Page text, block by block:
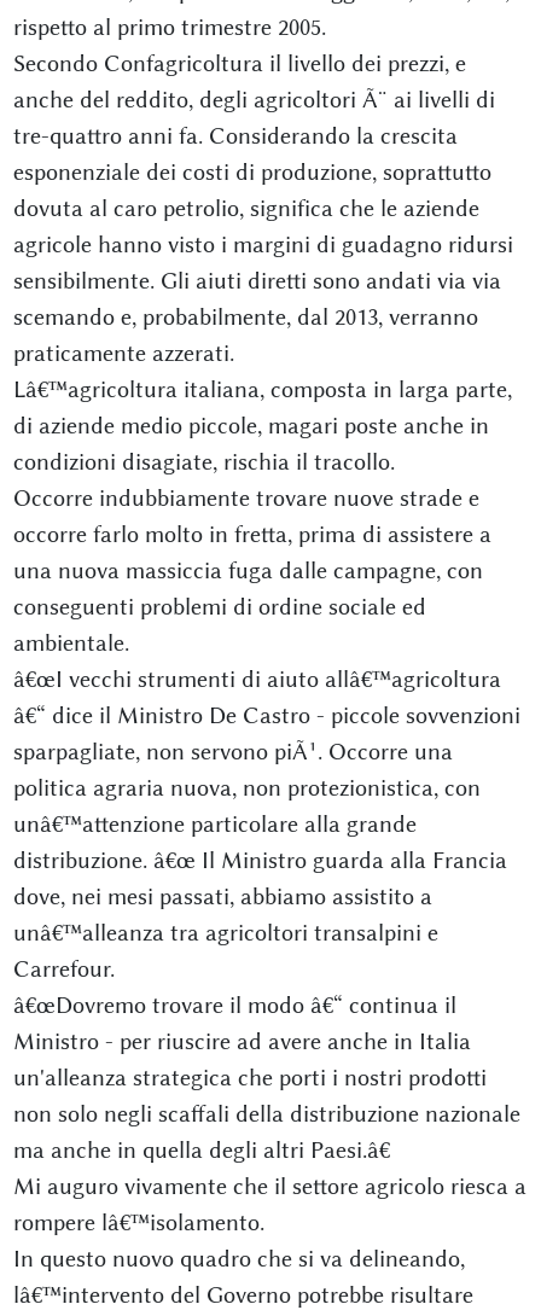
rispetto al primo trimestre 2005.
Secondo Confagricoltura il livello dei prezzi, e
anche del reddito, degli agricoltori Ã¨ ai livelli di
tre-quattro anni fa. Considerando la crescita
esponenziale dei costi di produzione, soprattutto
dovuta al caro petrolio, significa che le aziende
agricole hanno visto i margini di guadagno ridursi
sensibilmente. Gli aiuti diretti sono andati via via
scemando e, probabilmente, dal 2013, verranno
praticamente azzerati.
Lâ€™agricoltura italiana, composta in larga parte,
di aziende medio piccole, magari poste anche in
condizioni disagiate, rischia il tracollo.
Occorre indubbiamente trovare nuove strade e
occorre farlo molto in fretta, prima di assistere a
una nuova massiccia fuga dalle campagne, con
conseguenti problemi di ordine sociale ed
ambientale.
â€œI vecchi strumenti di aiuto allâ€™agricoltura
â€“ dice il Ministro De Castro - piccole sovvenzioni
sparpagliate, non servono piÃ¹. Occorre una
politica agraria nuova, non protezionistica, con
unâ€™attenzione particolare alla grande
distribuzione. â€œ Il Ministro guarda alla Francia
dove, nei mesi passati, abbiamo assistito a
unâ€™alleanza tra agricoltori transalpini e
Carrefour.
â€œDovremo trovare il modo â€“ continua il
Ministro - per riuscire ad avere anche in Italia
un'alleanza strategica che porti i nostri prodotti
non solo negli scaffali della distribuzione nazionale
ma anche in quella degli altri Paesi.â€
Mi auguro vivamente che il settore agricolo riesca a
rompere lâ€™isolamento.
In questo nuovo quadro che si va delineando,
lâ€™intervento del Governo potrebbe risultare